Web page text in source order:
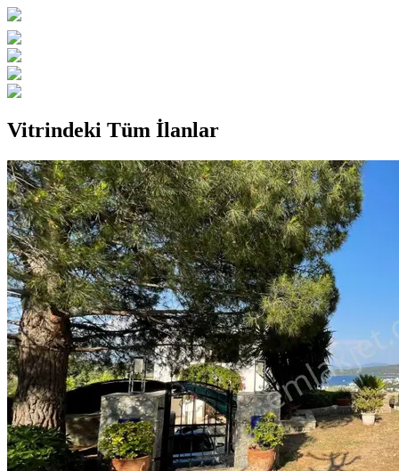
Vitrindeki Tüm İlanlar